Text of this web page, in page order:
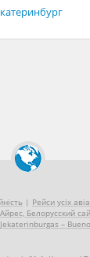
| Рейси усіх
Белорусский
Jekaterinburgas –